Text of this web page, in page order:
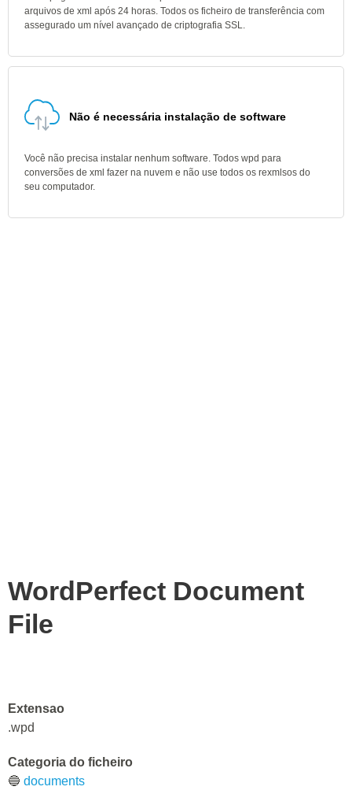
arquivos de xml após 24 horas. Todos os ficheiro de transferência com
assegurado um nível avançado de criptografia SSL.
Não é necessária instalação de software
Você não precisa instalar nenhum software. Todos wpd para
conversões de xml fazer na nuvem e não use todos os rexmlsos do
seu computador.
WordPerfect Document
File
Extensao
.wpd
Categoria do ficheiro
🔵 documents